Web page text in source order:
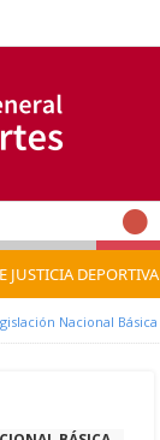
JUSTICIA DEPORTIVA
Nacional Básica